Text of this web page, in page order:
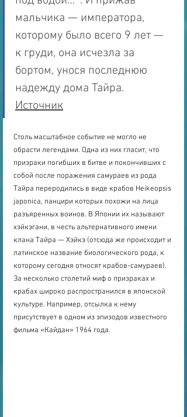
мальчика — императора,
которому было всего 9 лет —
к груди, она исчезла за
бортом, унося последнюю
надежду дома Тайра.
Источник
Столь масштабное событие не могло не
обрасти легендами. Одна из них гласит, что
призраки погибших в битве и покончивших с
собой после поражения самураев из рода
Тайра переродились в виде крабов Heikeopsis
japonica, панцири которых похожи на лица
разъяренных воинов. В Японии их называют
хэйкэгани, в честь альтернативного имени
клана Тайра — Хэйкэ (отсюда же происходит и
латинское название биологического рода, к
которому сегодня относят крабов-самураев).
За несколько столетий миф о призраках и
крабах широко распространился в японской
культуре. Например, отсылка к нему
присутствует в одном из эпизодов известного
фильма «Кайдан» 1964 года.